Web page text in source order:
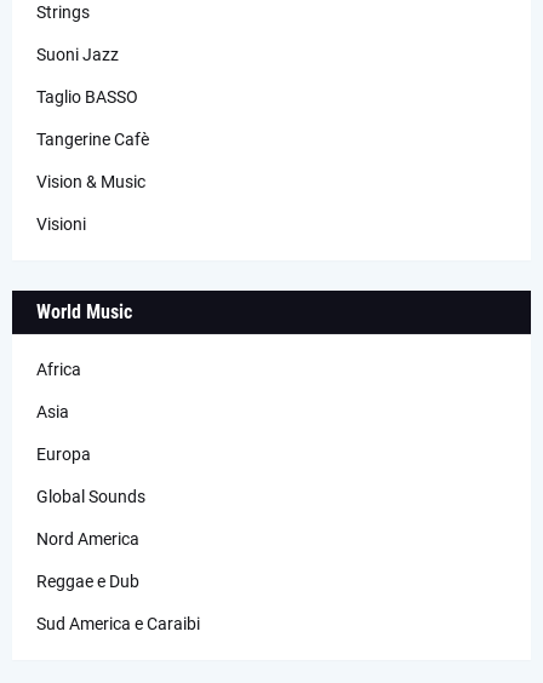
Strings
Suoni Jazz
Taglio BASSO
Tangerine Cafè
Vision & Music
Visioni
World Music
Africa
Asia
Europa
Global Sounds
Nord America
Reggae e Dub
Sud America e Caraibi